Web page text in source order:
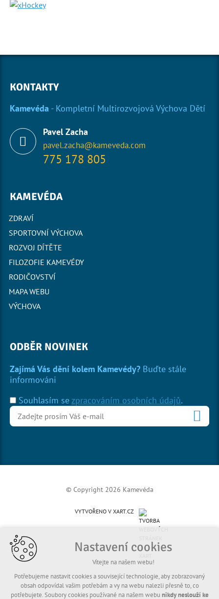
KONTAKTY
Kamevéda - Kompletní Multirozvojová Výchova Dětí
Pavel Zacha
pavel.zacha@kameveda.com
775 178 805
KAMEVÉDA
ZDRAVÍ
SPORTOVNÍ VÝCHOVA
ROZVOJ DÍTĚTE
FILOZOFIE KAMEVÉDY
RODIČOVSTVÍ
MAPA WEBU
VÝCHOVA
ODBĚR NOVINEK
Zajímá Vás dění kolem Kamevédy? Buďte stále
informováni
Souhlasím sezpracováním osobních údajů.
© Copyright 2026 Kamevéda
VYTVOŘENO V XART.CZ
Nastavení cookies
Vítejte na našem webu!
Potřebujeme nastavit cookies a související technologie, aby zobrazovaný
obsah odpovídal vašim potřebám a vy na webu nalezli přesně to, co
potřebujete. Soubory cookies používané na našem webu nikdy neslouží ke